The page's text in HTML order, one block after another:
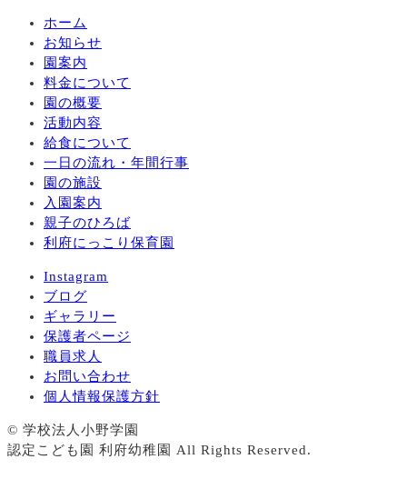
ホーム
お知らせ
園案内
料金について
園の概要
活動内容
給食について
一日の流れ・年間行事
園の施設
入園案内
親子のひろば
利府にっこり保育園
Instagram
ブログ
ギャラリー
保護者ページ
職員求人
お問い合わせ
個人情報保護方針
© 学校法人小野学園
認定こども園 利府幼稚園 All Rights Reserved.